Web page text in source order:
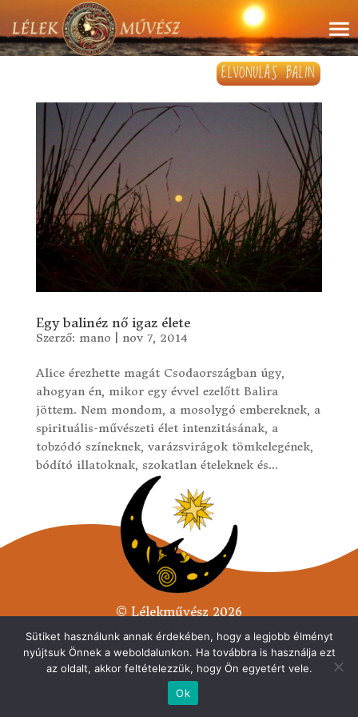
ELVONULÁS BALIN
Egy balinéz nő igaz élete
Szerző: mano nov 7, 2014
Alice érezhette magát Csodaországban úgy,
ahogyan én, mikor egy évvel ezelőtt Balira
jöttem. Nem mondom, a mosolygó embereknek, a
spirituális-művészeti élet intenzitásának, a
tobzódó színeknek, varázsvirágok tömkelegének,
bódító illatoknak, szokatlan ételeknek és...
© Lélekművész 2026
Minden jog fenntarva.
Adatvédelmi tájékoztató
Sütiket használunk annak érdekében, hogy a legjobb élményt
nyújtsuk Önnek a weboldalunkon. Ha továbbra is használja ezt
az oldalt, akkor feltételezzük, hogy Ön egyetért vele.
Ok